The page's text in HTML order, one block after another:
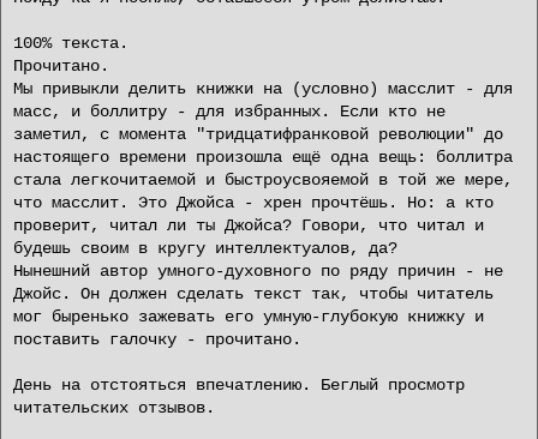
100% текста.
Прочитано.
Мы привыкли делить книжки на (условно) масслит - для
масс, и боллитру - для избранных. Если кто не
заметил, с момента "тридцатифранковой революции" до
настоящего времени произошла ещё одна вещь: боллитра
стала легкочитаемой и быстроусвояемой в той же мере,
что масслит. Это Джойса - хрен прочтёшь. Но: а кто
проверит, читал ли ты Джойса? Говори, что читал и
будешь своим в кругу интеллектуалов, да?
Нынешний автор умного-духовного по ряду причин - не
Джойс. Он должен сделать текст так, чтобы читатель
мог быренько зажевать его умную-глубокую книжку и
поставить галочку - прочитано.
День на отстояться впечатлению. Беглый просмотр
читательских отзывов.